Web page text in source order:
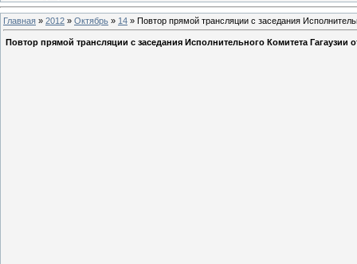
Главная » 2012 » Октябрь » 14 » Повтор прямой трансляции с заседания
Повтор прямой трансляции с заседания Исполнительного Комитета Гагаузии